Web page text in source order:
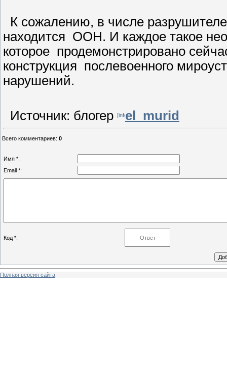
К сожалению, в числе
находится ООН. И каждое такое
которое продемонстрировано
конструкция послевоенного
нарушений.
Источник: блогер el_murid
Всего комментариев: 0
Имя *:
Email *:
Код *:
Полная версия сайта